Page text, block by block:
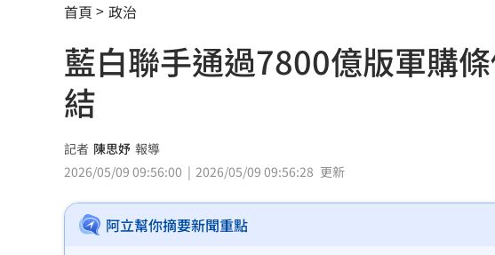
5登山客2025年雪崩失蹤 尼泊爾尋獲遺體
喝錯傷身！營養師整理喝咖啡「7大守則」 23:27
拆監獄家書見「叫別人老婆」人妻氣炸
ETF存到2千萬退休！他因1封信重回職場
社宅包租爆糾紛 房客控業者硬闖屋內趕人
首頁 政治
藍白聯手通過7800億版軍購
結
記者 陳思妤 報導
2026/05/09 09:56:00
2026/05/09 09:56:28 更新
阿立幫你摘要新聞重點